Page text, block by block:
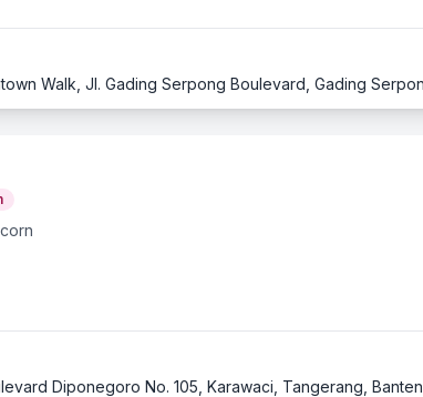
Diponegoro No. 105, Karawaci, Tangerang, Banten